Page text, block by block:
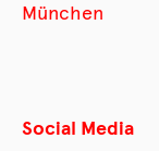
München
Social Media